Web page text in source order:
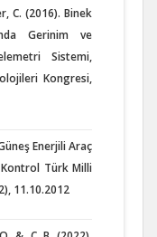
C. (2016). Binek
Gerinim ve
Sistemi,
Kongresi,
Enerjili Araç
Türk Milli
11.10.2012